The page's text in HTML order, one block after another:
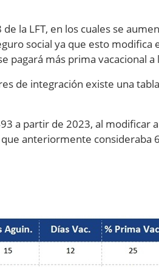
la LFT, en los cuales se
social ya que esto modifica
pagará más prima vacacional
de integración existe una
a partir de 2023, al modificar
anteriormente consideraba